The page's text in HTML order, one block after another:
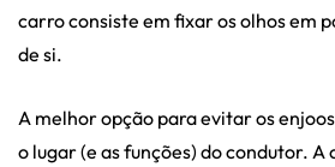
carro consiste em fixar os olhos em
de si.
A melhor opção para evitar os
o lugar (e as funções) do condutor.